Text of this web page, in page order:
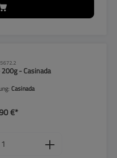
200g - Casinada
Casinada
€*
Gib den